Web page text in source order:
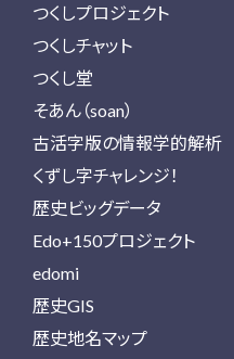
つくしプロジェクト
つくしチャット
つくし堂
そあん（soan）
古活字版の情報学的解析
くずし字チャレンジ！
歴史ビッグデータ
Edo+150プロジェクト
edomi
歴史GIS
歴史地名マップ